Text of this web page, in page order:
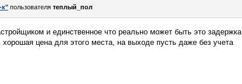
к" пользователя теплый_пол
и единственное что реально может быть это задержка
цена для этого места, на выходе пусть даже без учета